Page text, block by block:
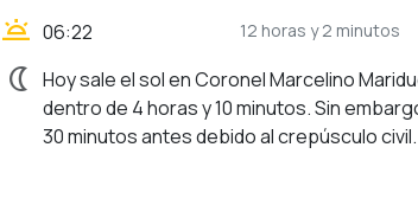
wb_twilight 06:22 12 horas y 2 minutos
nightlight Hoy sale el sol en Coronel Marcelino
dentro de 4 horas y 10 minutos. Sin
30 minutos antes debido al crepúsculo civil.